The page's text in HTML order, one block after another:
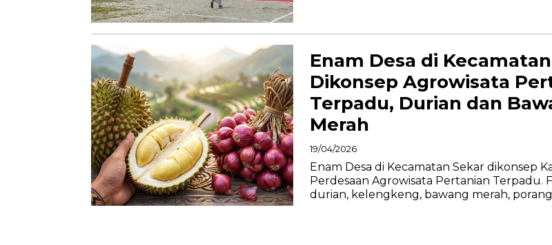
Enam Desa di
Dikonsep Agrowisata
Terpadu, Durian dan
Merah
19/04/2026
Enam Desa di Kecamatan Sekar dikonsep
Perdesaan Agrowisata Pertanian Terpadu.
durian, kelengkeng, bawang merah,